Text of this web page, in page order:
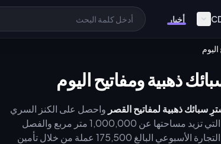
أخبار
واحصل على الكنز السري
اليوم. يضيف تحديث 29 مايو 2026 منطقة القصر الإمبراطوري الضخمة التي تزيد مساحتها عن 1,000,000 متر مربع والفصل
المفقود 'العرش والعاصفة' (Throne and Tempest). تجاوز حد عملات التجارة الأسبوعي البالغ 175,500 عملة من خلال تأمين